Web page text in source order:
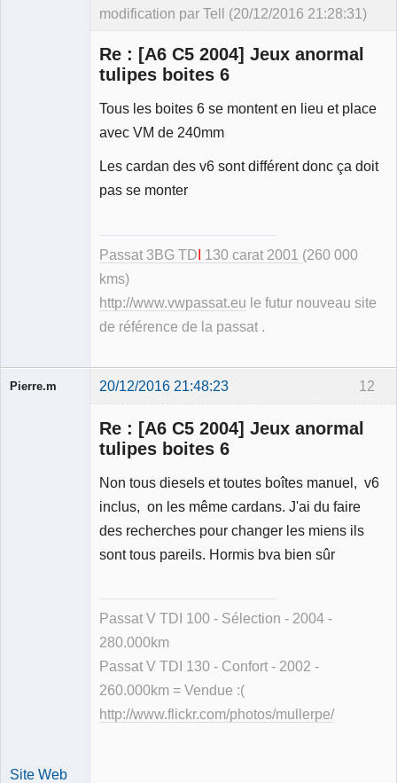
modification par Tell (20/12/2016 21:28:31)
Re : [A6 C5 2004] Jeux anormal
tulipes boites 6
Tous les boites 6 se montent en lieu et place
avec VM de 240mm
Les cardan des v6 sont différent donc ça doit
pas se monter
Passat 3BG TD 130 carat 2001 (260 000
kms)
http://www.vwpassat.eu le futur nouveau site
de référence de la passat .
12
Pierre.m 20/12/2016 21:48:23
Re : [A6 C5 2004] Jeux anormal
tulipes boites 6
Non tous diesels et toutes boîtes manuel, v6
inclus, on les même cardans. J'ai du faire
des recherches pour changer les miens ils
sont tous pareils. Hormis bva bien sûr
Passat V TDI 100 - Sélection - 2004 -
280.000km
Passat V TDI 130 - Confort - 2002 -
260.000km = Vendue :(
http://www.flickr.com/photos/mullerpe/
Site Web